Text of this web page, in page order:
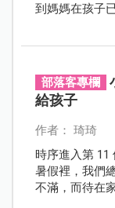
到媽媽在孩子
部落客專欄
給孩子
作者： 琦琦
時序進入第 11
暑假裡，我們
不滿，而待在